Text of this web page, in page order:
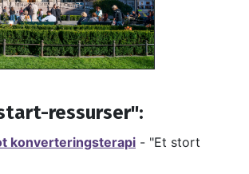
ressurser":
konverteringsterapi - "Et stort